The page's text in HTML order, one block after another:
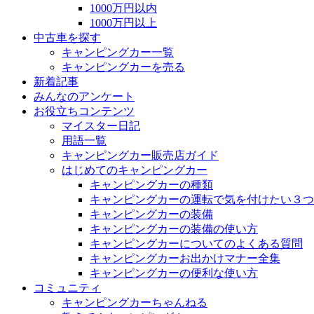
1000万円以内
1000万円以上
中古車を探す
キャンピングカー一覧
キャンピングカーを売る
新着記事
みんなのアンケート
お役立ちコンテンツ
マイスター日記
用語一覧
キャンピングカー販売店ガイド
はじめてのキャンピングカー
キャンピングカーの種類
キャンピングカーの運転で気を付けたい３
キャンピングカーの装備
キャンピングカーの装備の使い方
キャンピングカーについてのよくある質問
キャンピングカーお出かけマナー全集
キャンピングカーの便利な使い方
コミュニティ
キャンピングカーちゃんねる